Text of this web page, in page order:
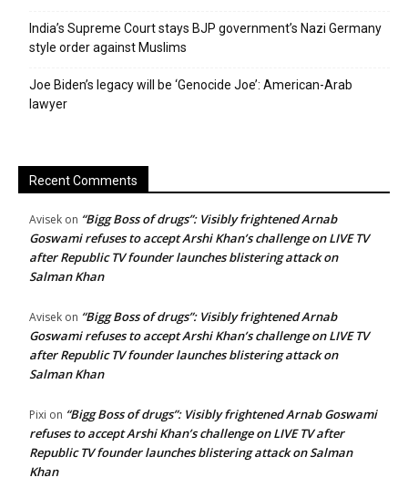
India’s Supreme Court stays BJP government’s Nazi Germany
style order against Muslims
Joe Biden’s legacy will be ‘Genocide Joe’: American-Arab
lawyer
Recent Comments
Avisek on “Bigg Boss of drugs”: Visibly frightened Arnab
Goswami refuses to accept Arshi Khan’s challenge on LIVE TV
after Republic TV founder launches blistering attack on
Salman Khan
Avisek on “Bigg Boss of drugs”: Visibly frightened Arnab
Goswami refuses to accept Arshi Khan’s challenge on LIVE TV
after Republic TV founder launches blistering attack on
Salman Khan
Pixi on “Bigg Boss of drugs”: Visibly frightened Arnab Goswami
refuses to accept Arshi Khan’s challenge on LIVE TV after
Republic TV founder launches blistering attack on Salman
Khan